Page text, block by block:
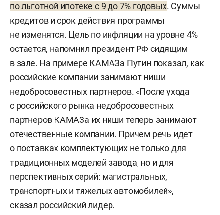
по льготной ипотеке с 9 до 7% годовых. Суммы
кредитов и срок действия программы
не изменятся. Цель по инфляции на уровне 4%
остается, напомнил президент РФ сидящим
в зале. На примере КАМАЗа Путин показал, как
российские компании занимают ниши
недобросовестных партнеров. «После ухода
с российского рынка недобросовестных
партнеров КАМАЗа их ниши теперь занимают
отечественные компании. Причем речь идет
о поставках комплектующих не только для
традиционных моделей завода, но и для
перспективных серий: магистральных,
транспортных и тяжелых автомобилей», —
сказал российский лидер.